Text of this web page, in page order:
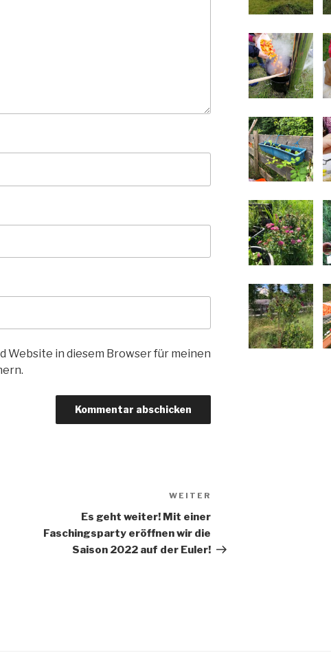
Website in diesem Browser für meinen
Beitrag
WEITER
Es geht weiter! Mit einer
Faschingsparty eröffnen wir die
Saison 2022 auf der Euler!